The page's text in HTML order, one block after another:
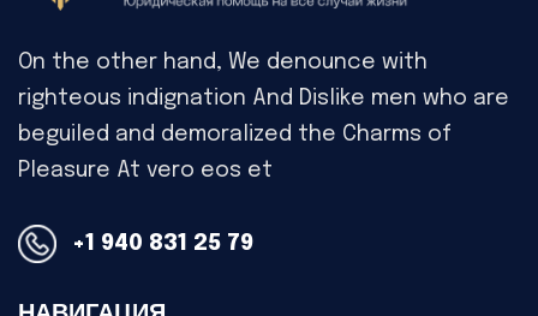
On the other hand, We denounce with
righteous indignation And Dislike men who are
beguiled and demoralized the Charms of
Pleasure At vero eos et
+1 940 831 25 79